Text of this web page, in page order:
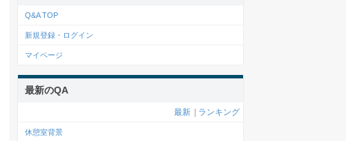
Q&A TOP
新規登録・ログイン
マイページ
最新のQA
最新 ランキング
休憩室背景